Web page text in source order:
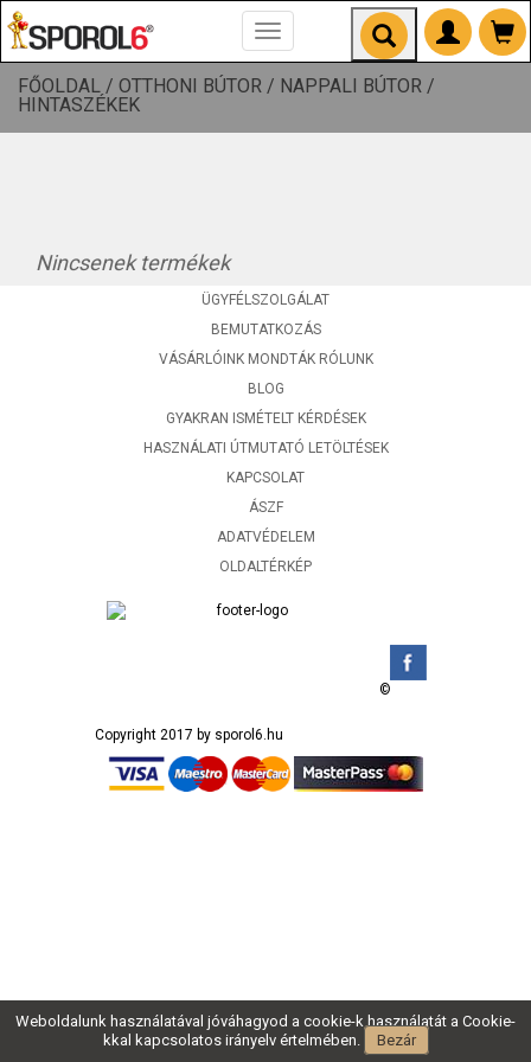
Weboldalunk használatával jóváhagyod a cookie-k használatát a Cookie-
kkal kapcsolatos irányelv értelmében.
Bezár
Toggle
navigation
FŐOLDAL / OTTHONI BÚTOR / NAPPALI BÚTOR /
HINTASZÉKEK
Nincsenek termékek
ÜGYFÉLSZOLGÁLAT
BEMUTATKOZÁS
VÁSÁRLÓINK MONDTÁK RÓLUNK
BLOG
GYAKRAN ISMÉTELT KÉRDÉSEK
HASZNÁLATI ÚTMUTATÓ LETÖLTÉSEK
KAPCSOLAT
ÁSZF
ADATVÉDELEM
OLDALTÉRKÉP
©
Copyright 2017 by sporol6.hu